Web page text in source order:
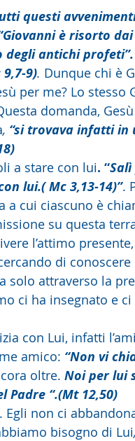
questi
è risorto
antichi
9). Dunque chi è
per me? Lo stesso
domanda,
, “si trovava infatti in
a stare con lui. “
lui.( Mc 3,13-14)”.
a cui ciascuno è
su questa
l’attimo
di
solo attraverso la
ci ha insegnato e
con Lui, infatti
amico: “Non vi
oltre. Noi per lui
Padre “.(Mt 12,50)
Egli non ci
bisogno di Lui